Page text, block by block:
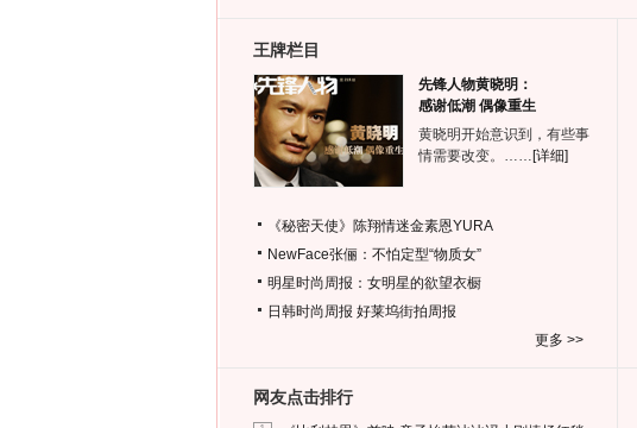
王牌栏目
先锋人物黄晓明：
感谢低潮 偶像重生
黄晓明开始意识到，有些事
情需要改变。…… [详细]
《秘密天使》陈翔情迷金素恩YURA
NewFace张俪：不怕定型“物质女”
明星时尚周报：女明星的欲望衣橱
日韩时尚周报 好莱坞街拍周报
更多 >>
网友点击排行